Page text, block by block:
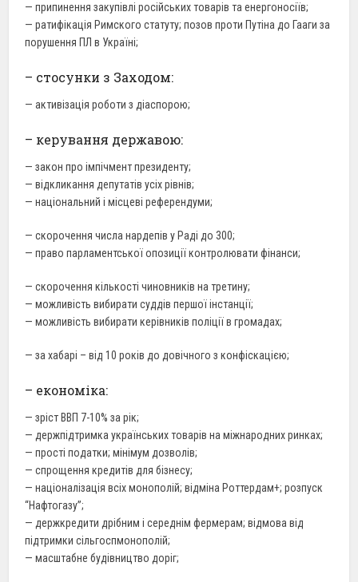
— припинення закупівлі російських товарів та енергоносіїв;
— ратифікація Римского статуту; позов проти Путіна до Гааги за
порушення ПЛ в Україні;
– стосунки з Заходом:
— активізація роботи з діаспорою;
– керування державою:
— закон про імпічмент президенту;
— відкликання депутатів усіх рівнів;
— національний і місцеві референдуми;
— скорочення числа нардепів у Раді до 300;
— право парламентської опозиції контролювати фінанси;
— скорочення кількості чиновників на третину;
— можливість вибирати суддів першої інстанції;
— можливість вибирати керівників поліції в громадах;
— за хабарі – від 10 років до довічного з конфіскацією;
– економіка:
— зріст ВВП 7-10% за рік;
— держпідтримка українських товарів на міжнародних ринках;
— прості податки; мінімум дозволів;
— спрощення кредитів для бізнесу;
— націоналізація всіх монополій; відміна Роттердам+; розпуск
“Нафтогазу”;
— держкредити дрібним і середнім фермерам; відмова від
підтримки сільгоспмонополій;
— масштабне будівництво доріг;